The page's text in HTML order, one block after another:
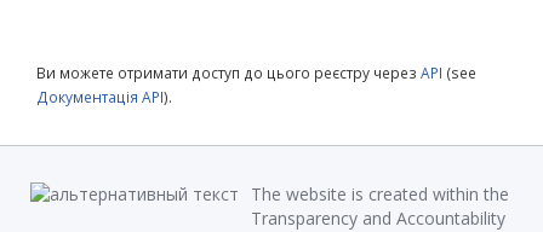
Ви можете отримати доступ до цього реєстру через API (see
Документація API).
The website is created within the
Transparency and Accountability